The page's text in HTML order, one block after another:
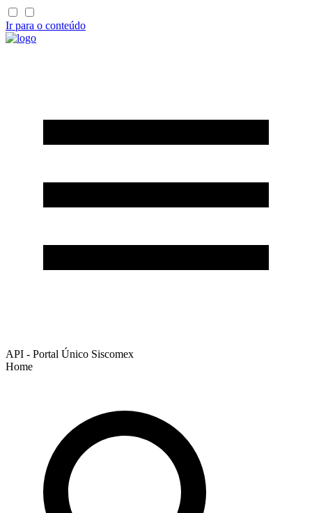
Ir para o conteúdo
API - Portal Único Siscomex
Home